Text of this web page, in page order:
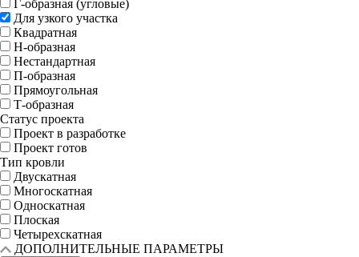
Г-образная (угловые)
Для узкого участка
Квадратная
Н-образная
Нестандартная
П-образная
Прямоугольная
Т-образная
Статус проекта
Проект в разработке
Проект готов
Тип кровли
Двускатная
Многоскатная
Односкатная
Плоская
Четырехскатная
ДОПОЛНИТЕЛЬНЫЕ ПАРАМЕТРЫ